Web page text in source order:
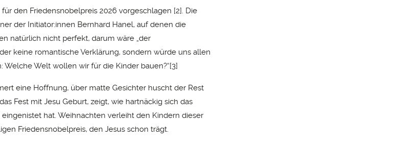
den Friedensnobelpreis 2026 vorgeschlagen [2]. Die
der Initiator:innen Bernhard Hanel, auf denen die
natürlich nicht perfekt, darum wäre „der
keine romantische Verklärung, sondern würde uns allen
Welche Welt wollen wir für die Kinder bauen?“[3]
eine Hoffnung, über matte Gesichter huscht der Rest
Fest mit Jesu Geburt, zeigt, wie hartnäckig sich das
hat. Weihnachten verleiht den Kindern dieser
Friedensnobelpreis, den Jesus schon trägt.